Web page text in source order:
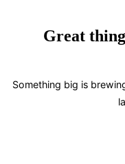
Great
Something big is